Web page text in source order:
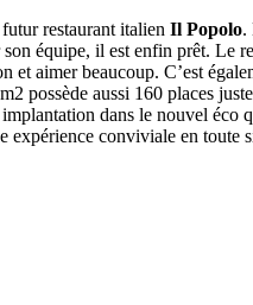
restaurant italien Il Popolo.
équipe, il est enfin prêt. Le
et aimer beaucoup. C’est
possède aussi 160 places
dans le nouvel éco
expérience conviviale en toute